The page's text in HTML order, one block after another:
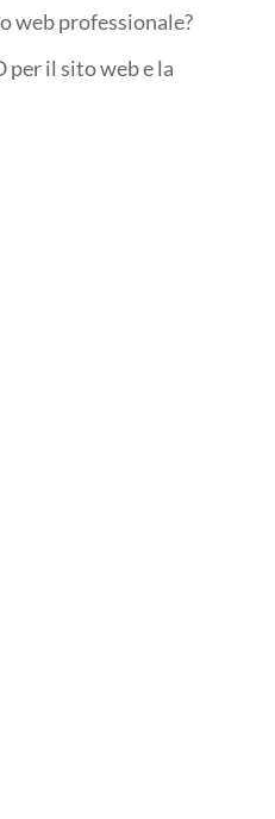
web professionale?
per il sito web e la